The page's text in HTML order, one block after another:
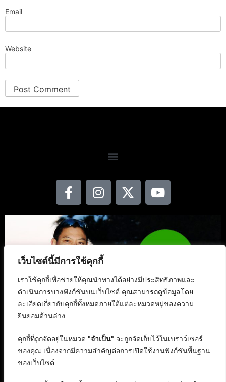
เว็บไซต์นี้มีการใช้คุกกี้
เราใช้คุกกี้เพื่อช่วยให้คุณนำทางได้อย่างมีประสิทธิภาพและ
ดำเนินการบางฟังก์ชันบนเว็บไซต์ คุณสามารถดูข้อมูลโดย
ละเอียดเกี่ยวกับคุกกี้ทั้งหมดภายใต้แต่ละหมวดหมู่ของความ
ยินยอมด้านล่าง
คุกกี้ที่ถูกจัดอยู่ในหมวด "จำเป็น" จะถูกจัดเก็บไว้ในเบราว์เซอร์
ของคุณ เนื่องจากมีความสำคัญต่อการเปิดใช้งานฟังก์ชันพื้นฐาน
ของเว็บไซต์
Email
Website